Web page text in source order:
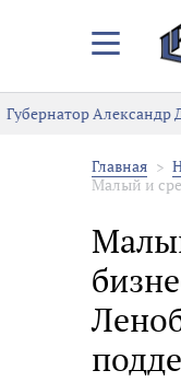
Закрыть/
меню
Губернатор Александр
Главная
Малый и